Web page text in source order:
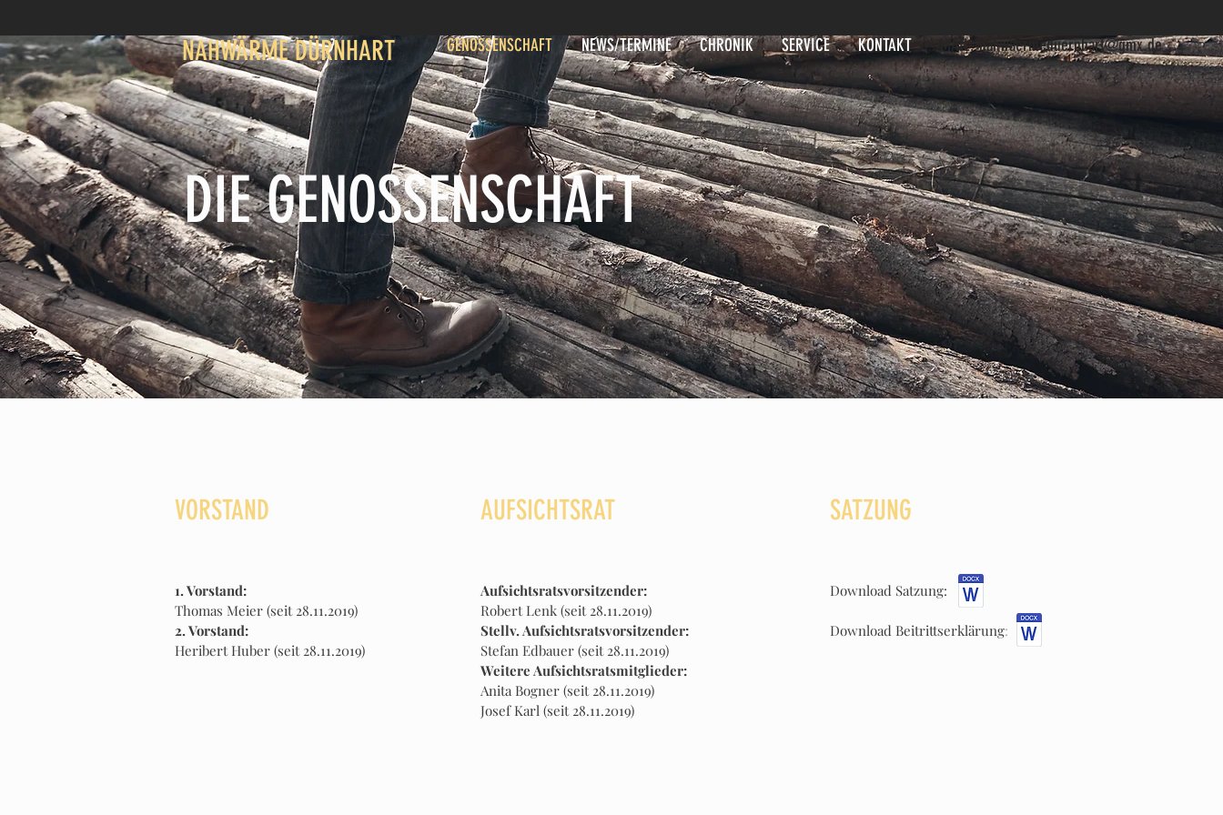
MAIL:nahwaermeduernhart@gmx.de
NAHWÄRME DÜRNHART GENOSSENSCHAFT NEWS/TERMINE CHRONIK SERVICE KONTAKT
DIE GENOSSENSCHAFT
VORSTAND
1. Vorstand:
Thomas Meier (seit 28.11.2019)
2. Vorstand:
Heribert Huber (seit 28.11.2019)
AUFSICHTSRAT
Aufsichtsratsvorsitzender:
Robert Lenk (seit 28.11.2019)
Stellv. Aufsichtsratsvorsitzender:
Stefan Edbauer (seit 28.11.2019)
Weitere Aufsichtsratsmitglieder:
Anita Bogner (seit 28.11.2019)
Josef Karl (seit 28.11.2019)
SATZUNG
Download Satzung:
Download Beitrittserklärung: